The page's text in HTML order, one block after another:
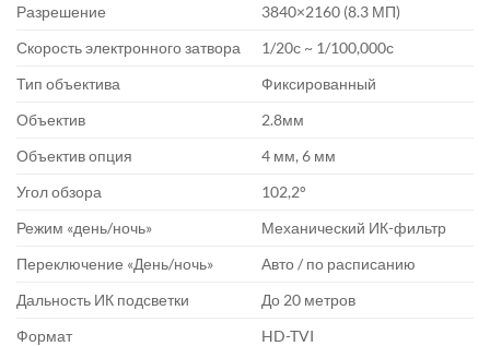
Разрешение
3840×2160 (8.3 МП)
Скорость электронного затвора
1/20с ~ 1/100,000с
Тип объектива
Фиксированный
Объектив
2.8мм
Объектив опция
4 мм, 6 мм
Угол обзора
102,2°
Режим «день/ночь»
Механический ИК-фильтр
Переключение «День/ночь»
Авто / по расписанию
Дальность ИК подсветки
До 20 метров
Формат
HD-TVI